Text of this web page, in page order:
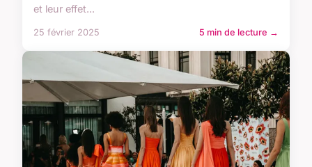
et leur effet...
25 février 2025 5 min de lecture →